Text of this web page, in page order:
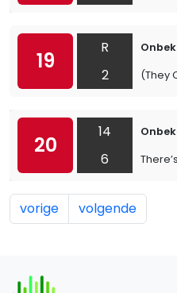
19
R
2
(They
20
14
6
vorige volgende